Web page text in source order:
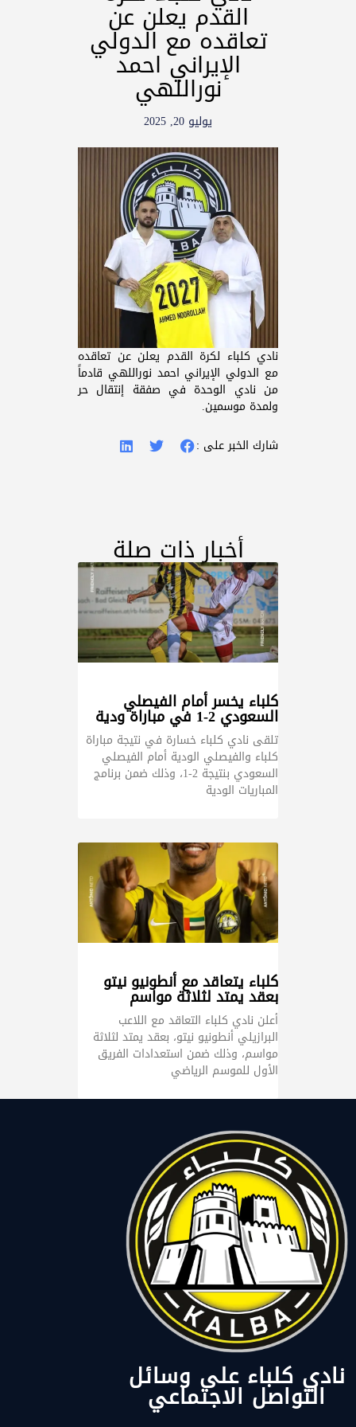
القدم يعلن عن
تعاقده مع الدولي
الإيراني احمد
نوراللهي
يوليو 20, 2025
نادي كلباء لكرة القدم يعلن عن تعاقده
مع الدولي الإيراني احمد نوراللهي قادماً
من نادي الوحدة في صفقة إنتقال حر
ولمدة موسمين.
شارك الخبر على :
أخبار ذات صلة
كلباء يخسر أمام الفيصلي
السعودي 2-1 في مباراة ودية
تلقى نادي كلباء خسارة في نتيجة مباراة
كلباء والفيصلي الودية أمام الفيصلي
السعودي بنتيجة 2-1، وذلك ضمن برنامج
المباريات الودية
كلباء يتعاقد مع أنطونيو نيتو
بعقد يمتد لثلاثة مواسم
أعلن نادي كلباء التعاقد مع اللاعب
البرازيلي أنطونيو نيتو، بعقد يمتد لثلاثة
مواسم، وذلك ضمن استعدادات الفريق
الأول للموسم الرياضي
نادي كلباء على وسائل
التواصل الاجتماعي